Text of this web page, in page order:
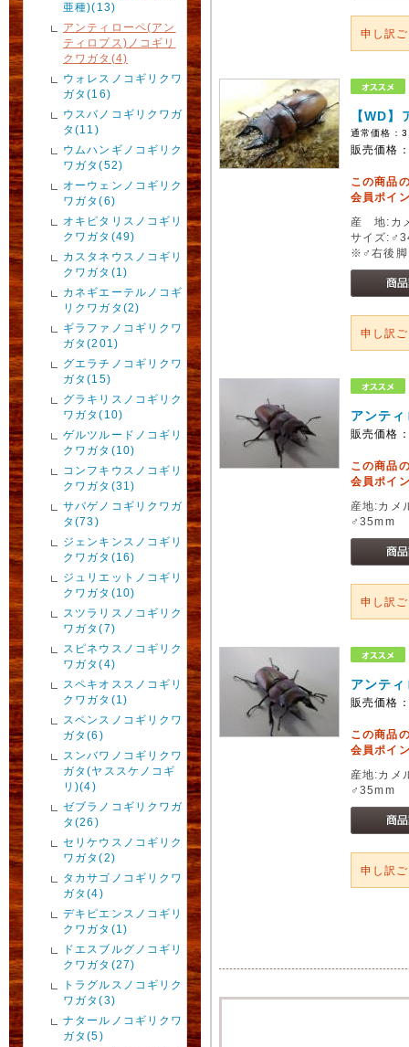
亜種)(13)
アンティローペ(アン
ティロプス)ノコギリ
クワガタ(4)
ウォレスノコギリクワ
ガタ(16)
ウスバノコギリクワガ
タ(11)
ウムハンギノコギリク
ワガタ(52)
オーウェンノコギリク
ワガタ(6)
オキピタリスノコギリ
クワガタ(49)
カスタネウスノコギリ
クワガタ(1)
カネギエーテルノコギ
リクワガタ(2)
ギラファノコギリクワ
ガタ(201)
グエラチノコギリクワ
ガタ(15)
グラキリスノコギリク
ワガタ(10)
ゲルツルードノコギリ
クワガタ(10)
コンフキウスノコギリ
クワガタ(31)
サバゲノコギリクワガ
タ(73)
ジェンキンスノコギリ
クワガタ(16)
ジュリエットノコギリ
クワガタ(10)
スツラリスノコギリク
ワガタ(7)
スピネウスノコギリク
ワガタ(4)
スペキオススノコギリ
クワガタ(1)
スペンスノコギリクワ
ガタ(6)
スンバワノコギリクワ
ガタ(ヤススケノコギ
リ)(4)
ゼブラノコギリクワガ
タ(26)
セリケウスノコギリク
ワガタ(2)
タカサゴノコギリクワ
ガタ(4)
デキピエンスノコギリ
クワガタ(1)
ドエスブルグノコギリ
クワガタ(27)
トラグルスノコギリク
ワガタ(3)
ナタールノコギリクワ
ガタ(5)
申し訳
【WD
通常価格：
販売価格
この商品
会員ポイ
産 地:カ
サイズ
※♂右後脚
申し訳
アンテ
販売価格
この商品
会員ポイ
産地:カメ
♂35mm
申し訳
アンテ
販売価格
この商品
会員ポイ
産地:カメ
♂35mm
申し訳